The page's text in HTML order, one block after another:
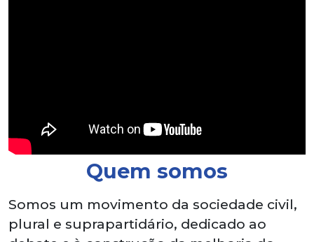
Quem somos
Somos um movimento da sociedade civil,
plural e suprapartidário, dedicado ao